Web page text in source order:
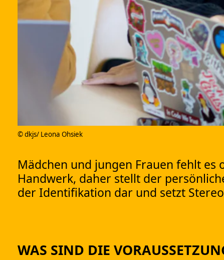
© dkjs/ Leona Ohsiek
Mädchen und jungen Frauen fehlt
Handwerk, daher stellt der
der Identifikation dar und setzt
WAS SIND DIE